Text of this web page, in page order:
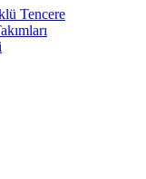
Tencere